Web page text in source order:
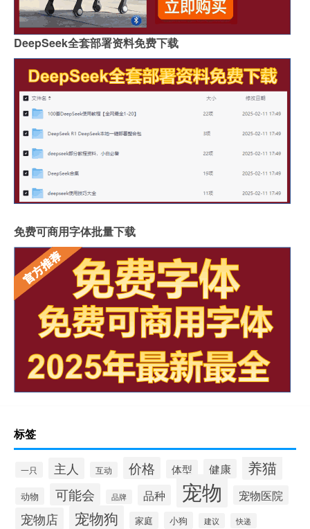
DeepSeek全套部署资料免费下载
免费可商用字体批量下载
标签
一只 主人 互动 价格 体型 健康 养猫
动物 可能会 品牌 品种 宠物 宠物医院
宠物店 宠物狗 家庭 小狗 建议 快递